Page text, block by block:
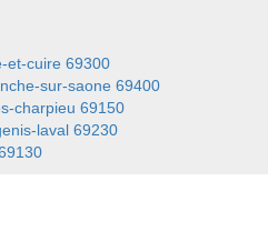
et-cuire 69300
sur-saone 69400
charpieu 69150
laval 69230